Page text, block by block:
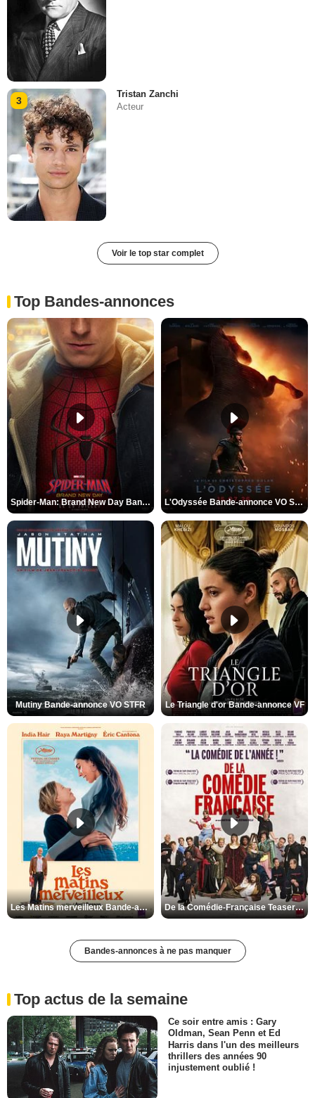
3
Tristan Zanchi
Acteur
Voir le top star complet
Top Bandes-annonces
Spider-Man: Brand New Day Bande-annonce VO STFR L'Odyssée Bande-annonce VO STFR
Mutiny Bande-annonce VO STFR Le Triangle d'or Bande-annonce VF
Les Matins merveilleux Bande-annonce VF De la Comédie-Française Teaser VF
Bandes-annonces à ne pas manquer
Top actus de la semaine
Ce soir entre amis : Gary
Oldman, Sean Penn et Ed
Harris dans l'un des meilleurs
thrillers des années 90
injustement oublié !